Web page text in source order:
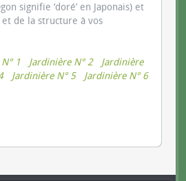
signifie ‘doré’ en Japonais) et
de la structure à vos
1 Jardinière N° 2
Jardinière
Jardinière N° 5 Jardinière N° 6